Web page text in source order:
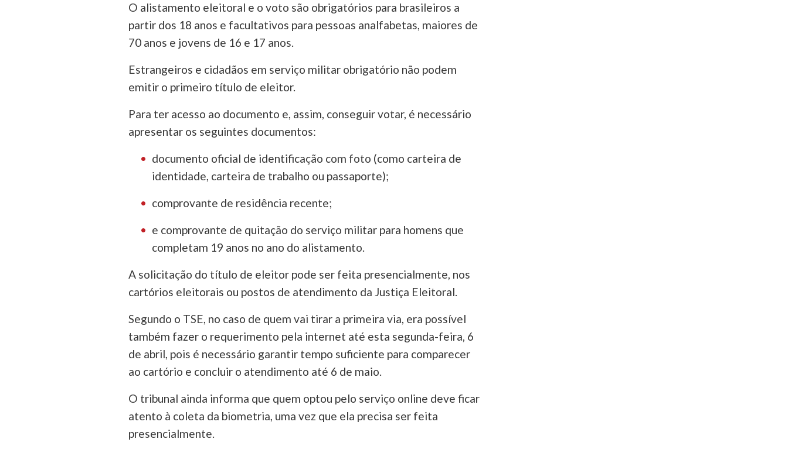
O alistamento eleitoral e o voto são obrigatórios para brasileiros a
partir dos 18 anos e facultativos para pessoas analfabetas, maiores de
70 anos e jovens de 16 e 17 anos.
Estrangeiros e cidadãos em serviço militar obrigatório não podem
emitir o primeiro título de eleitor.
Para ter acesso ao documento e, assim, conseguir votar, é necessário
apresentar os seguintes documentos:
documento oficial de identificação com foto (como carteira de
identidade, carteira de trabalho ou passaporte);
comprovante de residência recente;
e comprovante de quitação do serviço militar para homens que
completam 19 anos no ano do alistamento.
A solicitação do título de eleitor pode ser feita presencialmente, nos
cartórios eleitorais ou postos de atendimento da Justiça Eleitoral.
Segundo o TSE, no caso de quem vai tirar a primeira via, era possível
também fazer o requerimento pela internet até esta segunda-feira, 6
de abril, pois é necessário garantir tempo suficiente para comparecer
ao cartório e concluir o atendimento até 6 de maio.
O tribunal ainda informa que quem optou pelo serviço online deve ficar
atento à coleta da biometria, uma vez que ela precisa ser feita
presencialmente.